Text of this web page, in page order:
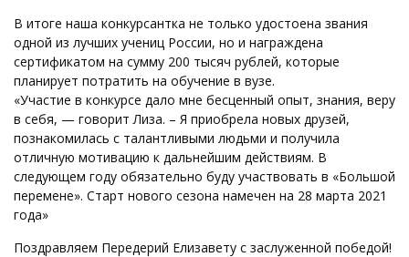
В итоге наша конкурсантка не только удостоена звания
одной из лучших учениц России, но и награждена
сертификатом на сумму 200 тысяч рублей, которые
планирует потратить на обучение в вузе.
«Участие в конкурсе дало мне бесценный опыт, знания, веру
в себя, — говорит Лиза. – Я приобрела новых друзей,
познакомилась с талантливыми людьми и получила
отличную мотивацию к дальнейшим действиям. В
следующем году обязательно буду участвовать в «Большой
перемене». Старт нового сезона намечен на 28 марта 2021
года»
Поздравляем Передерий Елизавету с заслуженной победой!